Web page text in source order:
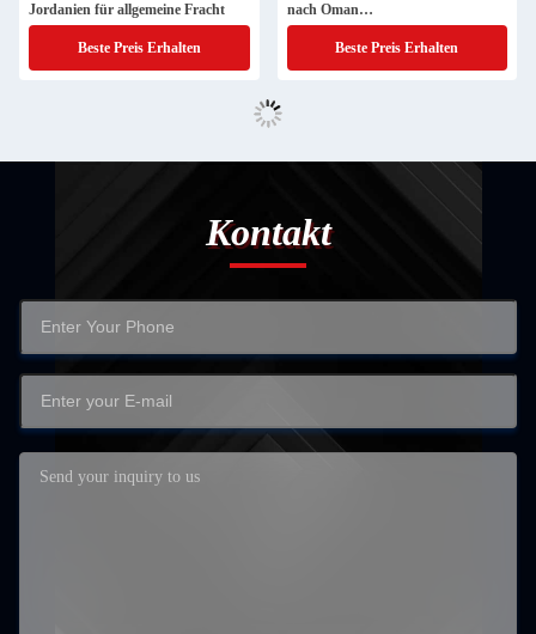
Jordanien für allgemeine Fracht
Beste Preis Erhalten
nach Oman
Seefrachtdienstleistungen
Beste Preis Erhalten
Kontakt